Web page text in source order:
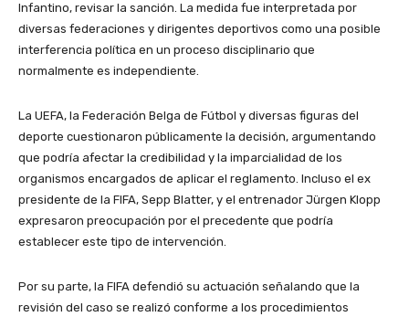
Infantino, revisar la sanción. La medida fue interpretada por
diversas federaciones y dirigentes deportivos como una posible
interferencia política en un proceso disciplinario que
normalmente es independiente.
La UEFA, la Federación Belga de Fútbol y diversas figuras del
deporte cuestionaron públicamente la decisión, argumentando
que podría afectar la credibilidad y la imparcialidad de los
organismos encargados de aplicar el reglamento. Incluso el ex
presidente de la FIFA, Sepp Blatter, y el entrenador Jürgen Klopp
expresaron preocupación por el precedente que podría
establecer este tipo de intervención.
Por su parte, la FIFA defendió su actuación señalando que la
revisión del caso se realizó conforme a los procedimientos